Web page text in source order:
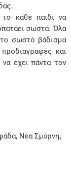
κάθε παιδί να
σωστά. Όλα
σωστό βάδισμα
και
έχει πάντα τον
, Νέα Σμύρνη,